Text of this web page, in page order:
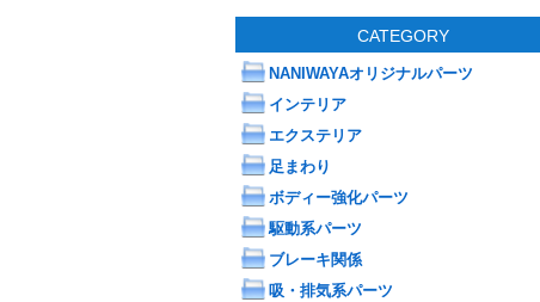
CATEGORY
NANIWAYAオリジナルパーツ
インテリア
エクステリア
足まわり
ボディー強化パーツ
駆動系パーツ
ブレーキ関係
吸・排気系パーツ